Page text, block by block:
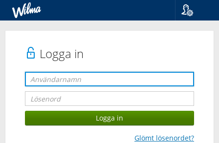
Logga in
Glömt lösenordet?